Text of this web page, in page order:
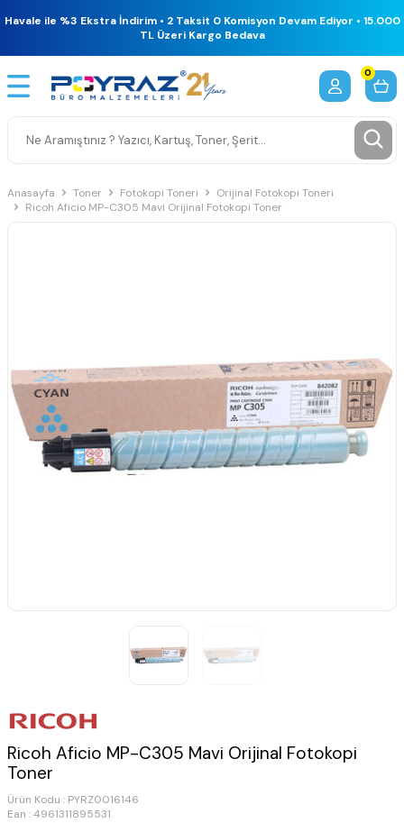
Havale ile %3 Ekstra İndirim • 2 Taksit 0 Komisyon Devam Ediyor • 15.000
TL Üzeri Kargo Bedava
0
Anasayfa Toner Fotokopi Toneri
Orijinal Fotokopi Toneri
Ricoh Aficio MP-C305 Mavi Orijinal Fotokopi Toner
Ricoh Aficio MP-C305 Mavi Orijinal Fotokopi
Toner
Ürün Kodu : PYRZ0016146
Ean : 4961311895531